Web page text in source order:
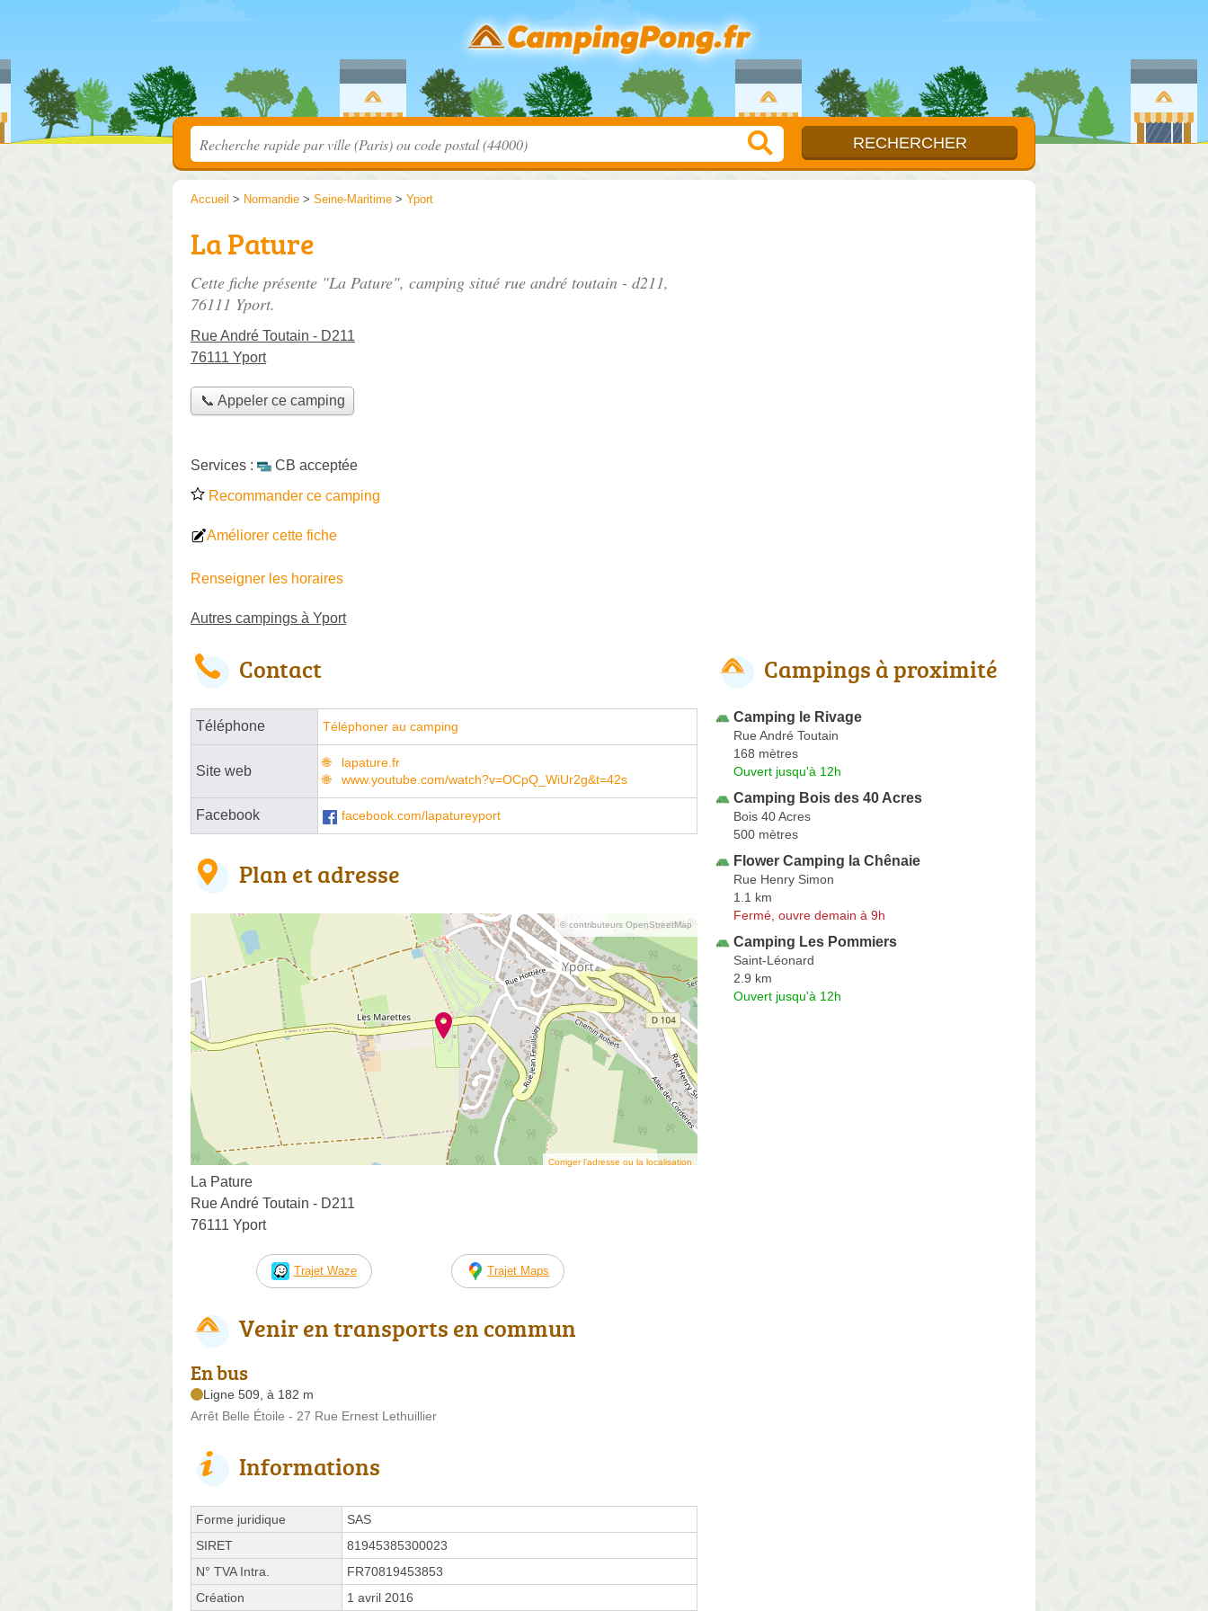
Accueil > Normandie > Seine-Maritime > Yport
La Pature
Cette fiche présente "La Pature", camping situé rue andré toutain - d211,
76111 Yport.
Rue André Toutain - D211
76111 Yport
📞 Appeler ce camping
Services :
CB acceptée
Recommander ce camping
Améliorer cette fiche
Renseigner les horaires
Autres campings à Yport
Contact
Téléphone Téléphoner au camping
Site web
lapature.fr
www.youtube.com/watch?v=OCpQ_WiUr2g&t=42s
Facebook facebook.com/lapatureyport
Plan et adresse
© contributeurs OpenStreetMap
Corriger l’adresse ou la localisation
La Pature
Rue André Toutain - D211
76111 Yport
Trajet Waze Trajet Maps
Venir en transports en commun
En bus
Ligne 509, à 182 m
Arrêt Belle Étoile - 27 Rue Ernest Lethuillier
Informations
Forme juridique
SAS
SIRET
81945385300023
N° TVA Intra.
FR70819453853
Création
1 avril 2016
Campings à proximité
Camping le Rivage
Rue André Toutain
168 mètres
Ouvert jusqu'à 12h
Camping Bois des 40 Acres
Bois 40 Acres
500 mètres
Flower Camping la Chênaie
Rue Henry Simon
1.1 km
Fermé, ouvre demain à 9h
Camping Les Pommiers
Saint-Léonard
2.9 km
Ouvert jusqu'à 12h